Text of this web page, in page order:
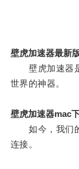
壁虎加速器最新
壁虎加速器是
世界的神器。
壁虎加速器mac
如今，我们的
连接。